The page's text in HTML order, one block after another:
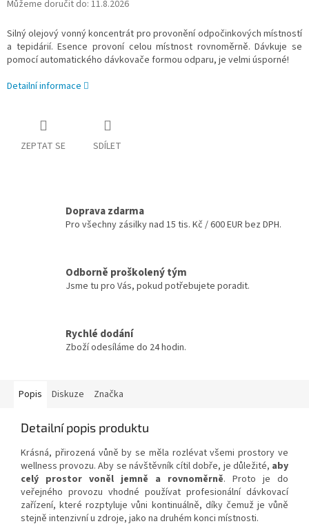
Můžeme doručit do: 11.8.2026
Silný olejový vonný koncentrát pro provonění odpočinkových místností
a tepidárií. Esence provoní celou místnost rovnoměrně. Dávkuje se
pomocí automatického dávkovače formou odparu, je velmi úsporné!
Detailní informace
ZEPTAT SE SDÍLET
Doprava zdarma
Pro všechny zásilky nad 15 tis. Kč / 600 EUR bez DPH.
Odborně proškolený tým
Jsme tu pro Vás, pokud potřebujete poradit.
Rychlé dodání
Zboží odesíláme do 24 hodin.
Popis Diskuze Značka
Detailní popis produktu
Krásná, přirozená vůně by se měla rozlévat všemi prostory ve
wellness provozu. Aby se návštěvník cítil dobře, je důležité, aby
celý prostor voněl jemně a rovnoměrně. Proto je do
veřejného provozu vhodné používat profesionální dávkovací
zařízení, které rozptyluje vůni kontinuálně, díky čemuž je vůně
stejně intenzivní u zdroje, jako na druhém konci místnosti.